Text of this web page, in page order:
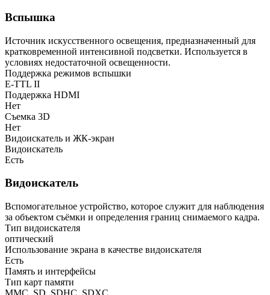
Вспышка
Источник искусственного освещения, предназначенный для
кратковременной интенсивной подсветки. Используется в
условиях недостаточной освещенности.
Поддержка режимов вспышки
E-TTL II
Поддержка HDMI
Нет
Съемка 3D
Нет
Видоискатель и ЖК-экран
Видоискатель
Есть
Видоискатель
Вспомогательное устройство, которое служит для наблюдения
за объектом съёмки и определения границ снимаемого кадра.
Тип видоискателя
оптический
Использование экрана в качестве видоискателя
Есть
Память и интерфейсы
Тип карт памяти
MMC, SD, SDHC, SDXC